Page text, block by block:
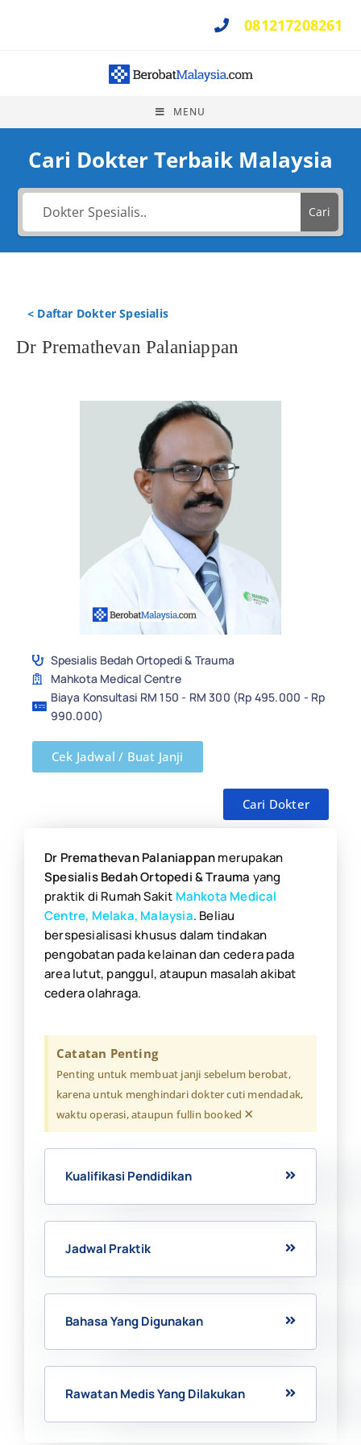
081217208261
MENU
Cari Dokter Terbaik Malaysia
Cari
< Daftar Dokter Spesialis
Dr Premathevan Palaniappan
Spesialis Bedah Ortopedi & Trauma
Mahkota Medical Centre
Biaya Konsultasi RM 150 - RM 300 (Rp 495.000 - Rp
990.000)
Cek Jadwal / Buat Janji
Cari Dokter
Dr Premathevan Palaniappanmerupakan
Spesialis Bedah Ortopedi & Trauma yang
praktik di Rumah Sakit Mahkota Medical
Centre, Melaka, Malaysia. Beliau
berspesialisasi khusus dalam tindakan
pengobatan pada kelainan dan cedera pada
area lutut, panggul, ataupun masalah akibat
cedera olahraga.
Catatan Penting
Penting untuk membuat janji sebelum berobat,
karena untuk menghindari dokter cuti mendadak,
waktu operasi, ataupun fullin booked ×
Kualifikasi Pendidikan
Jadwal Praktik
Bahasa Yang Digunakan
Rawatan Medis Yang Dilakukan